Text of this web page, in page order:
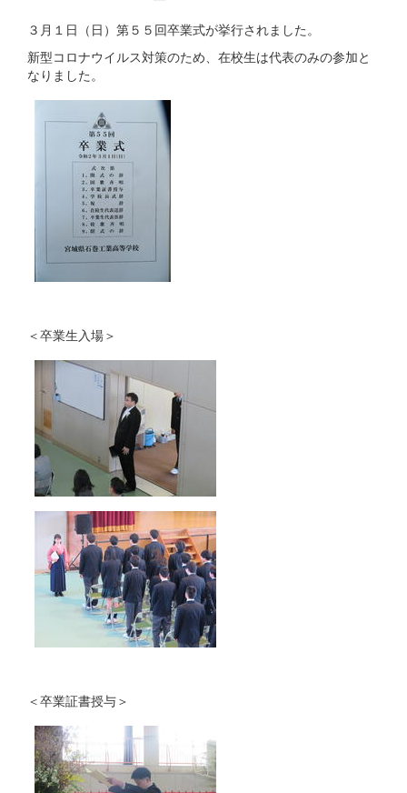
３月１日（日）第５５回卒業式が挙行されました。
新型コロナウイルス対策のため、在校生は代表のみの参加と
なりました。
＜卒業生入場＞
＜卒業証書授与＞